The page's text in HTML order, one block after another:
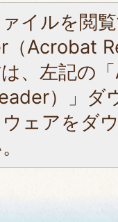
イルを閲
（Acrobat
、左記の
）」ダ
ェアをダ